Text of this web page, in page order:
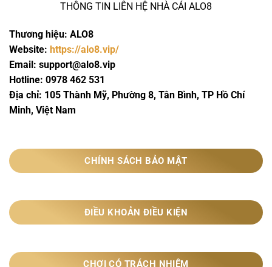
THÔNG TIN LIÊN HỆ NHÀ CÁI ALO8
Thương hiệu: ALO8
Website: https://alo8.vip/
Email: support@alo8.vip
Hotline: 0978 462 531
Địa chỉ: 105 Thành Mỹ, Phường 8, Tân Bình, TP Hồ Chí
Minh, Việt Nam
CHÍNH SÁCH BẢO MẬT
ĐIỀU KHOẢN ĐIỀU KIỆN
CHƠI CÓ TRÁCH NHIỆM